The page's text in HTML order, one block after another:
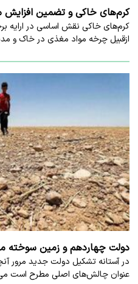
کرم‌های خاکی و تضمین
کرم‌های خاکی نقش اساسی در ارایه
ازقبیل چرخه مواد مغذی در خاک و
دولت چهاردهم و زمین
در آستانه تشکیل دولت جدید مرور
عنوان چالش‌های اصلی مطرح است